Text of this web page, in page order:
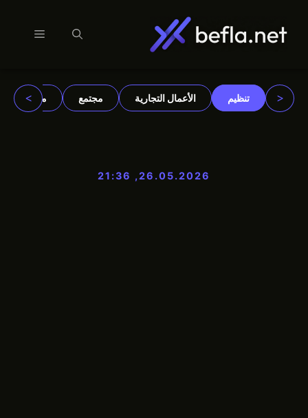
المحتوى
القائمة
< تنظيم الأعمال التجارية مجتمع مؤسسات
>
26.05.2026, 21:36